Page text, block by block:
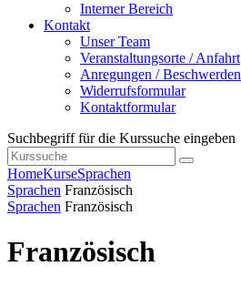
Interner Bereich
Kontakt
Unser Team
Veranstaltungsorte / Anfahrt
Anregungen / Beschwerden
Widerrufsformular
Kontaktformular
Suchbegriff für die Kurssuche eingeben
HomeKurseSprachen
Sprachen Französisch
Sprachen Französisch
Französisch